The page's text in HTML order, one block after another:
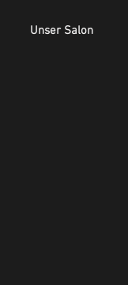
Unser Salon